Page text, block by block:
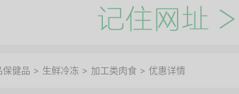
保健品 > 生鲜冷冻 > 加工类肉食 > 优惠详情